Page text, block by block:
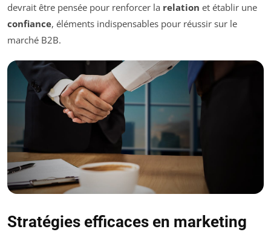
devrait être pensée pour renforcer la relation et établir une
confiance, éléments indispensables pour réussir sur le
marché B2B.
Stratégies efficaces en marketing